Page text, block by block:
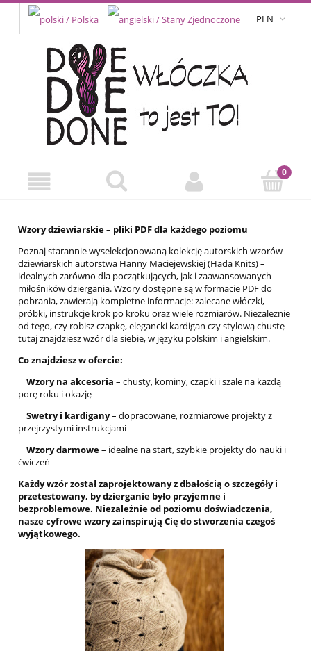
PLN
Wzory dziewiarskie – pliki PDF dla każdego poziomu
Poznaj starannie wyselekcjonowaną kolekcję autorskich wzorów
dziewiarskich autorstwa Hanny Maciejewskiej (Hada Knits) –
idealnych zarówno dla początkujących, jak i zaawansowanych
miłośników dziergania. Wzory dostępne są w formacie PDF do
pobrania, zawierają kompletne informacje: zalecane włóczki,
próbki, instrukcje krok po kroku oraz wiele rozmiarów. Niezależnie
od tego, czy robisz czapkę, elegancki kardigan czy stylową chustę –
tutaj znajdziesz wzór dla siebie, w języku polskim i angielskim.
Co znajdziesz w ofercie:
Wzory na akcesoria – chusty, kominy, czapki i szale na każdą
porę roku i okazję
Swetry i kardigany– dopracowane, rozmiarowe projekty z
przejrzystymi instrukcjami
Wzory darmowe– idealne na start, szybkie projekty do nauki i
ćwiczeń
Każdy wzór został zaprojektowany z dbałością o szczegóły i
przetestowany, by dzierganie było przyjemne i
bezproblemowe. Niezależnie od poziomu doświadczenia,
nasze cyfrowe wzory zainspirują Cię do stworzenia czegoś
wyjątkowego.